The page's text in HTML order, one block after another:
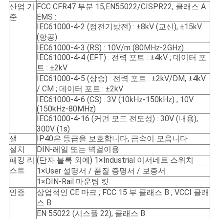
산업 기
준
FCC CFR47 부분 15,EN55022/CISPR22, 클래스 A
EMS :
IEC61000-4-2 (정전기방전) : ±8kV (교신), ±15kV
(항공)
IEC61000-4-3 (RS) : 10V/m (80MHz-2GHz)
IEC61000-4-4 (EFT) : 전력 포트 : ±4kV ; 데이터 포
트 : ±2kV
IEC61000-4-5 (상승) : 전력 포트 : ±2kV/DM, ±4kV
/ CM ; 데이터 포트 : ±2kV
IEC61000-4-6 (CS) : 3V (10kHz-150kHz) ; 10V
(150kHz-80MHz)
IEC61000-4-16 (커먼 모드 전도성) : 30V (내용),
300V (1s)
샐
IP40은 등급을 보호합니다, 금속이 모읍니다
설치
DIN-레일 또는 벽걸이용
패킹 리
스트
(단자 블록 외에) 1×Industrial 이서네트 스위치
1×User 설명서 / 품질 증명서 / 보증서
1×DIN-Rail 마운팅 킷
인증
상업적인 CE 마크 ; FCC 15 부 클래스 B ; VCCI 클래
스 B
EN 55022 (시스플 22), 클래스 B